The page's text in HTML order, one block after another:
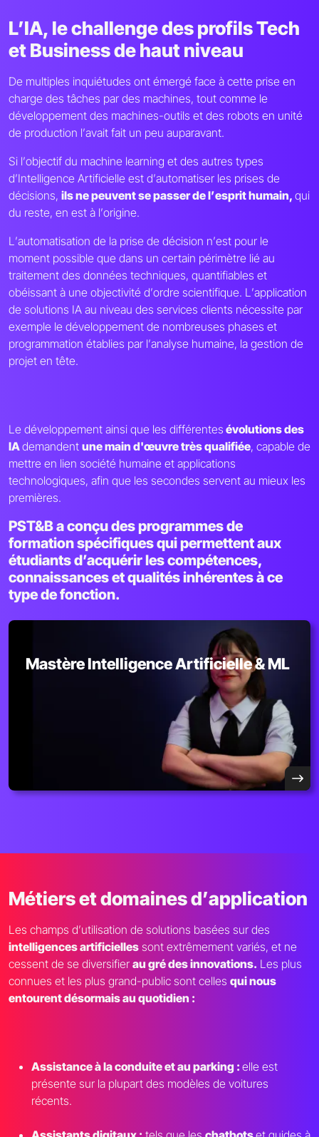
L’IA, le challenge des profils Tech
et Business de haut niveau
De multiples inquiétudes ont émergé face à cette prise en
charge des tâches par des machines, tout comme le
développement des machines-outils et des robots en unité
de production l’avait fait un peu auparavant.
Si l’objectif du machine learning et des autres types
d’Intelligence Artificielle est d’automatiser les prises de
décisions, ils ne peuvent se passer de l’esprit humain, qui
du reste, en est à l’origine.
L’automatisation de la prise de décision n’est pour le
moment possible que dans un certain périmètre lié au
traitement des données techniques, quantifiables et
obéissant à une objectivité d’ordre scientifique. L’application
de solutions IA au niveau des services clients nécessite par
exemple le développement de nombreuses phases et
programmation établies par l’analyse humaine, la gestion de
projet en tête.
Le développement ainsi que les différentes évolutions des
IAdemandent une main d'œuvre très qualifiée, capable de
mettre en lien société humaine et applications
technologiques, afin que les secondes servent au mieux les
premières.
PST&B a conçu des programmes de
formation spécifiques qui permettent aux
étudiants d’acquérir les compétences,
connaissances et qualités inhérentes à ce
type de fonction.
Mastère Intelligence Artificielle & ML
Métiers et domaines d’application
Les champs d’utilisation de solutions basées sur des
intelligences artificielles sont extrêmement variés, et ne
cessent de se diversifier au gré des innovations. Les plus
connues et les plus grand-public sont celles qui nous
entourent désormais au quotidien :
Assistance à la conduite et au parking : elle est
présente sur la plupart des modèles de voitures
récents.